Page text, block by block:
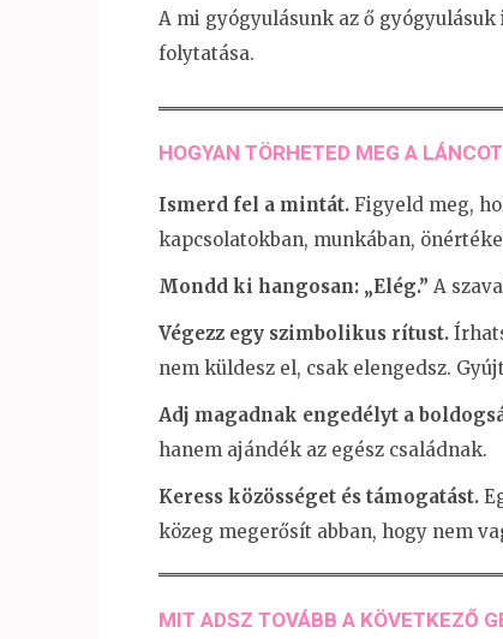
A mi gyógyulásunk az ő
folytatása.
HOGYAN TÖRHETED MEG A
Ismerd fel a mintát. Figyeld meg,
kapcsolatokban, munkában,
Mondd ki hangosan: „Elég.” A
Végezz egy szimbolikus rítust.
nem küldesz el, csak elengedsz.
Adj magadnak engedélyt a
hanem ajándék az egész családnak.
Keress közösséget és támogatást.
közeg megerősít abban, hogy nem
MIT ADSZ TOVÁBB A KÖVETKEZŐ